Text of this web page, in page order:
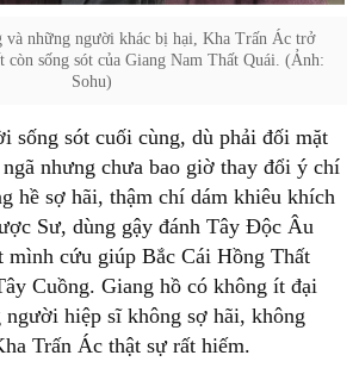
và những người khác bị hại, Kha Trấn Ác trở
còn sống sót của Giang Nam Thất Quái. (Ảnh:
Sohu)
sống sót cuối cùng, dù phải đối mặt
nhưng chưa bao giờ thay đổi ý chí
hề sợ hãi, thậm chí dám khiêu khích
Sư, dùng gậy đánh Tây Độc Âu
mình cứu giúp Bắc Cái Hồng Thất
Cuồng. Giang hồ có không ít đại
hiệp sĩ không sợ hãi, không
Trấn Ác thật sự rất hiếm.